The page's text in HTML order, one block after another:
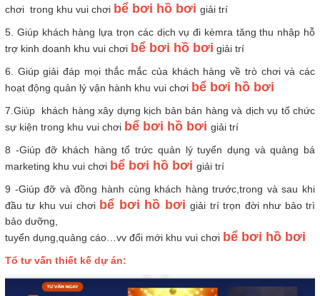
chơi trong khu vui chơi bể bơi hồ bơi giải trí
5. Giúp khách hàng lựa trọn các dịch vụ đi kèmra tăng thu nhập hỗ
trợ kinh doanh khu vui chơi bể bơi hồ bơi giải trí
6. Giúp giải đáp mọi thắc mắc của khách hàng về trò chơi và các
hoạt động quản lý vận hành khu vui chơi bể bơi hồ bơi
7.Giúp khách hàng xây dựng kịch bản bán hàng và dịch vụ tổ chức
sự kiện trong khu vui chơi bể bơi hồ bơi giải trí
8 -Giúp đỡ khách hàng tổ trức quản lý tuyển dụng và quảng bá
marketing khu vui chơi bể bơi hồ bơi giải trí
9 -Giúp đỡ và đồng hành cùng khách hàng trước,trong và sau khi
đầu tư khu vui chơi bể bơi hồ bơigiải trí trọn đời như bảo trì
bảo dưỡng,
tuyển dụng,quảng cáo…vv đổi mới khu vui chơi bể bơi hồ bơi
Tổ tư vấn thiết kế dự án: